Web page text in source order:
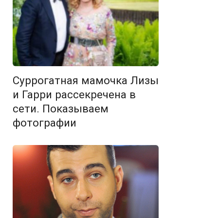
Суррогатная мамочка Лизы
и Гарри рассекречена в
сети. Показываем
фотографии